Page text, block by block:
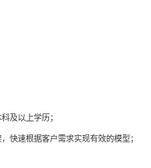
及以上学历；
快速根据客户需求实现有效的模型；